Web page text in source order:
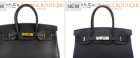
ー ブラック
NEW